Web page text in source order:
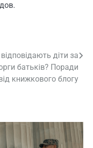
діти за
батьків? Поради
книжкового блогу